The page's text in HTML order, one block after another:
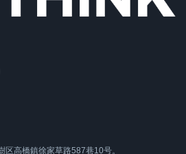
区高橋鎮徐家草路587巷10号。